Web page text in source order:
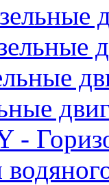
-